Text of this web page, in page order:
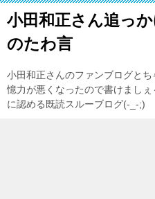
小田和正さん追っ
のたわ言
小田和正さんのファンブログと
憶力が悪くなったので書けまし
に認める既読スルーブログ(-_-;)